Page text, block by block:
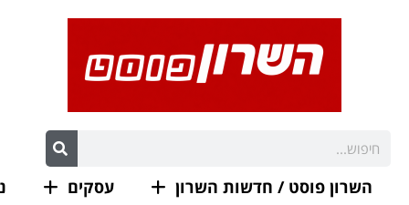
השרון פוסט / חדשות השרון עסקים